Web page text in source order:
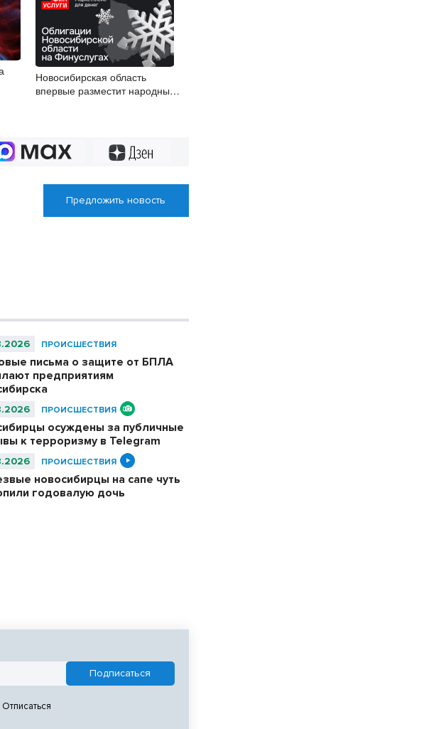
Новосибирская область
впервые разместит народные
Предложить новость
ПРОИСШЕСТВИЯ
письма о защите от БПЛА
предприятиям
ПРОИСШЕСТВИЯ
осуждены за публичные
к терроризму в Telegram
ПРОИСШЕСТВИЯ
новосибирцы на сапе чуть
годовалую дочь